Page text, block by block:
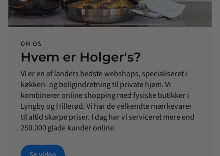
OM OS
Hvem er Holger's?
Vi er en af landets bedste webshops, specialiseret i
køkken- og boligindretning til private hjem. Vi
kombinerer online shopping med fysiske butikker i
Lyngby og Hillerød. Vi har de velkendte mærkevarer
til altid skarpe priser. I dag har vi serviceret mere end
250.000 glade kunder online.